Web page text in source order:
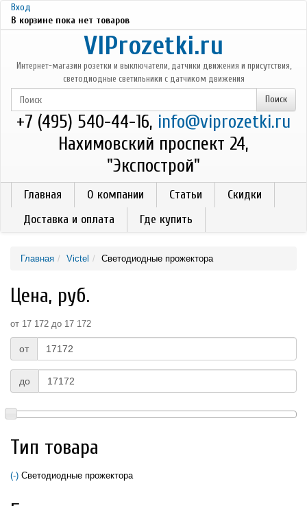
Перейти к основному содержанию
Вход
В корзине пока нет товаров
VIProzetki.ru
Интернет-магазин розетки и выключатели, датчики движения и присутствия,
светодиодные светильники с датчиком движения
+7 (495) 540-44-16, info@viprozetki.ru
Нахимовский проспект 24,
"Экспострой"
Главная О компании Статьи
Скидки
Доставка и оплата
Где купить
Главная Victel Светодиодные прожектора
Цена, руб.
от 17 172 до 17 172
от
до
Тип товара
(-) Remove Светодиодные прожектора filter
Светодиодные прожектора